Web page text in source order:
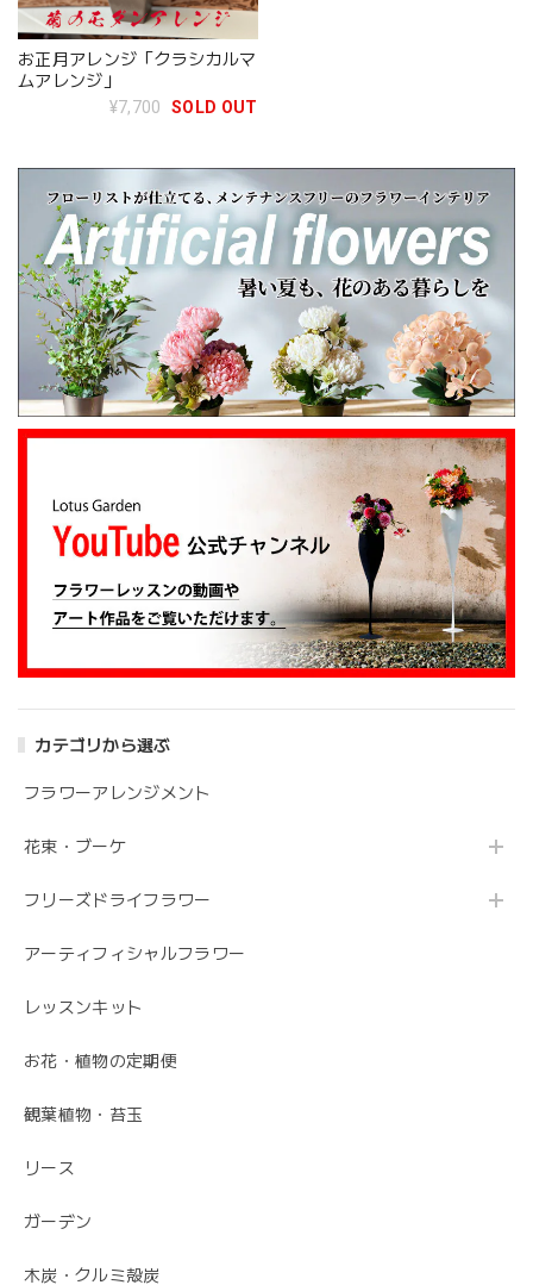
カテゴリから選ぶ
フラワーアレンジメント
花束・ブーケ
フリーズドライフラワー
アーティフィシャルフラワー
レッスンキット
お花・植物の定期便
観葉植物・苔玉
リース
ガーデン
木炭・クルミ殻炭
お正月アレンジ「クラシカルマ
ムアレンジ」
¥7,700
SOLD OUT